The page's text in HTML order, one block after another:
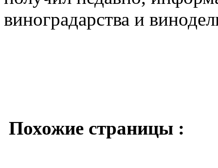
виноградарства и
Похожие страницы :